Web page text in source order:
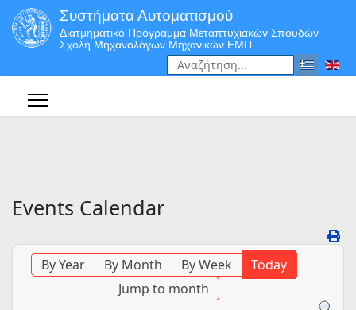
Συστήματα Αυτοματισμού
Διατμηματικό Πρόγραμμα Μεταπτυχιακών Σπουδών
Σχολή Μηχανολόγων Μηχανικών ΕΜΠ
Αναζήτηση
Events Calendar
By Year By Month By Week
Today
Jump to month